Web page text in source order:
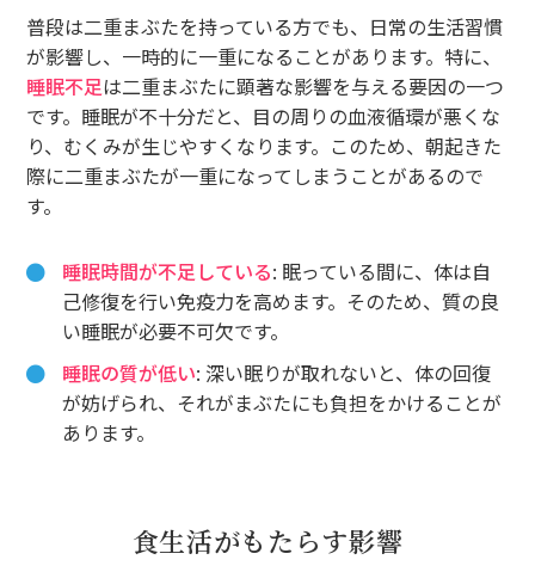
普段は二重まぶたを持っている方でも、日常の生活習慣
が影響し、一時的に一重になることがあります。特に、
睡眠不足は二重まぶたに顕著な影響を与える要因の一つ
です。睡眠が不十分だと、目の周りの血液循環が悪くな
り、むくみが生じやすくなります。このため、朝起きた
際に二重まぶたが一重になってしまうことがあるので
す。
睡眠時間が不足している: 眠っている間に、体は自
己修復を行い免疫力を高めます。そのため、質の良
い睡眠が必要不可欠です。
睡眠の質が低い: 深い眠りが取れないと、体の回復
が妨げられ、それがまぶたにも負担をかけることが
あります。
食生活がもたらす影響